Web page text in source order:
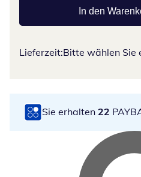
In den
Lieferzeit:Bitte wählen Sie
Sie erhalten 22